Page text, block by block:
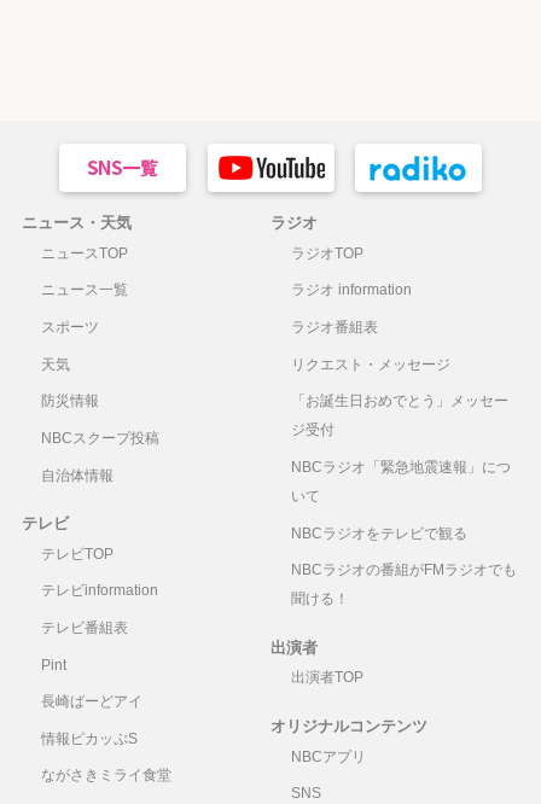
ニュース・天気
ニュースTOP
ニュース一覧
スポーツ
天気
防災情報
NBCスクープ投稿
自治体情報
テレビ
テレビTOP
テレビinformation
テレビ番組表
Pint
長崎ばーどアイ
情報ピカッぷS
ながさきミライ食堂
ラジオ
ラジオTOP
ラジオ information
ラジオ番組表
リクエスト・メッセージ
「お誕生日おめでとう」メッセー
ジ受付
NBCラジオ「緊急地震速報」につ
いて
NBCラジオをテレビで観る
NBCラジオの番組がFMラジオでも
聞ける！
出演者
出演者TOP
オリジナルコンテンツ
NBCアプリ
SNS